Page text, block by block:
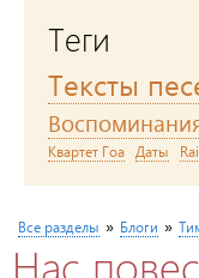
Теги
Тексты
Квартет Гоа
Даты
Вы здесь
Все разделы » Блоги »
Нас